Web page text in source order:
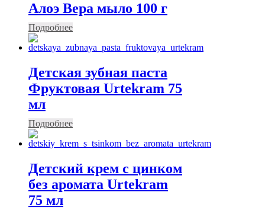
Алоэ Вера мыло 100 г
Подробнее
Детская зубная паста
Фруктовая Urtekram 75
мл
Подробнее
Детский крем с цинком
без аромата Urtekram
75 мл